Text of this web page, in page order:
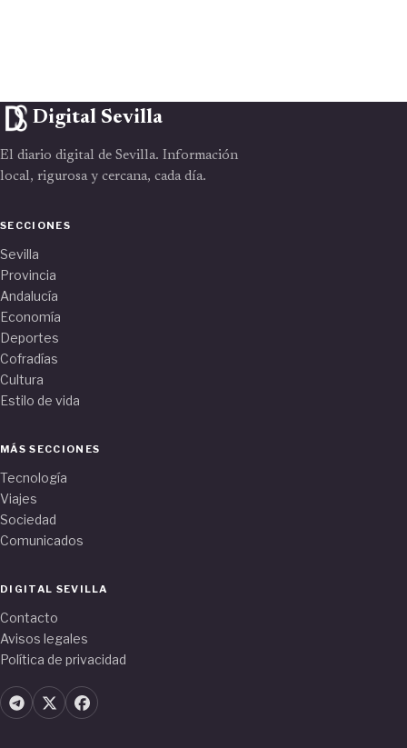
Digital Sevilla
El diario digital de Sevilla. Información
local, rigurosa y cercana, cada día.
SECCIONES
Sevilla
Provincia
Andalucía
Economía
Deportes
Cofradías
Cultura
Estilo de vida
MÁS SECCIONES
Tecnología
Viajes
Sociedad
Comunicados
DIGITAL SEVILLA
Contacto
Avisos legales
Política de privacidad